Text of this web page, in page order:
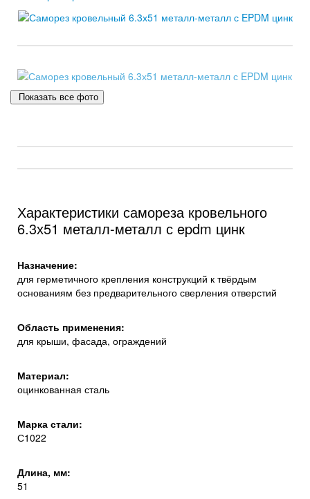
Показать все фото
Характеристики самореза кровельного
6.3х51 металл-металл с epdm цинк
Назначение:
для герметичного крепления конструкций к твёрдым
основаниям без предварительного сверления отверстий
Область применения:
для крыши, фасада, ограждений
Материал:
оцинкованная сталь
Марка стали:
С1022
Длина, мм:
51